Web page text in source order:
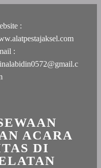
:
:
ACARA
DI